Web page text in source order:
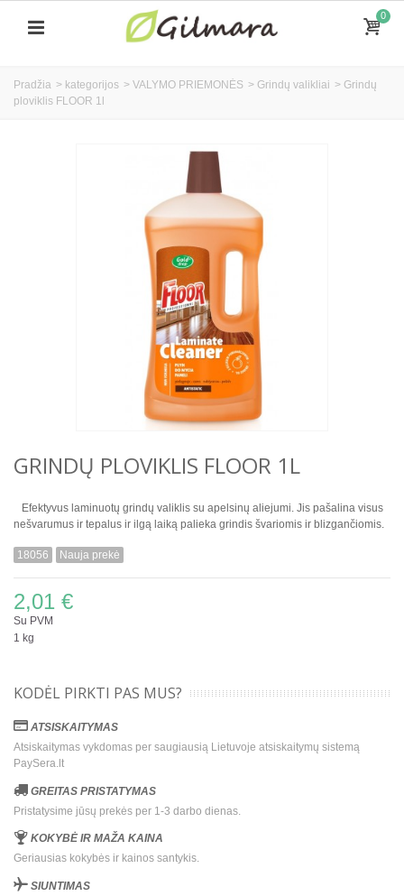
0
Pradžia > kategorijos > VALYMO PRIEMONĖS > Grindų valikliai > Grindų
ploviklis FLOOR 1l
GRINDŲ PLOVIKLIS FLOOR 1L
Efektyvus laminuotų grindų valiklis su apelsinų aliejumi. Jis pašalina visus
nešvarumus ir tepalus ir ilgą laiką palieka grindis švariomis ir blizgančiomis.
18056 Nauja prekė
2,01 €
Su PVM
1 kg
KODĖL PIRKTI PAS MUS?
ATSISKAITYMAS
Atsiskaitymas vykdomas per saugiausią Lietuvoje atsiskaitymų sistemą
PaySera.lt
GREITAS PRISTATYMAS
Pristatysime jūsų prekės per 1-3 darbo dienas.
KOKYBĖ IR MAŽA KAINA
Geriausias kokybės ir kainos santykis.
SIUNTIMAS